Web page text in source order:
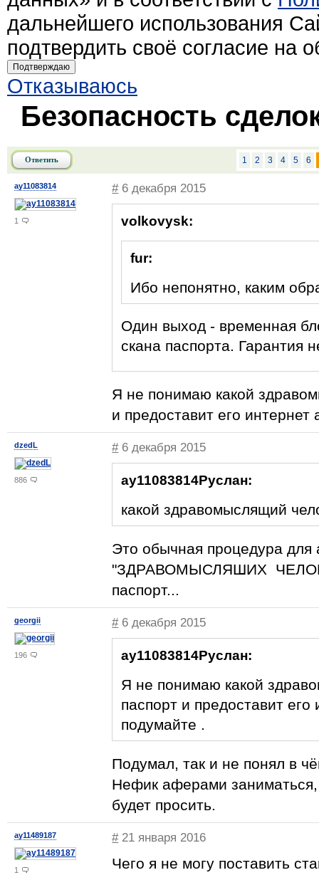
дальнейшего использования
подтвердить своё согласие на
Подтверждаю
Отказываюсь
Безопасность
Ответить 1 2 3 4 5 6
ay11083814
1
#6 декабря 2015
volkovysk:
fur:
Ибо непонятно, каким
Один выход - временная
скана паспорта. Гарантия
Я не понимаю какой
и предоставит его
dzedL
886
#6 декабря 2015
ay11083814Руслан:
какой здравомыслящий
Это обычная процедура для
"ЗДРАВОМЫСЛЯШИХ
паспорт...
georgii
196
#6 декабря 2015
ay11083814Руслан:
Я не понимаю какой
паспорт и предоставит
подумайте .
Подумал, так и не понял в
Нефик аферами заниматься,
будет просить.
ay11489187
1
#21 января 2016
Чего я не могу поставить